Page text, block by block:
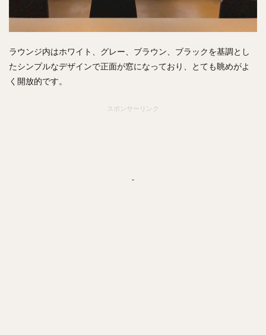
ラウンジ内はホワイト、グレー、ブラウン、ブラックを基調とし
たシンプルなデザインで正面が窓になっており、とても眺めがよ
く開放的です。
スポンサーリンク